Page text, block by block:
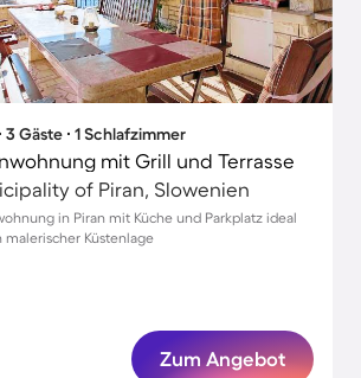
Gäste ∙ 1 Schlafzimmer
mit Grill und Terrasse
of Piran, Slowenien
in Piran mit Küche und Parkplatz ideal
malerischer Küstenlage
Zum Angebot